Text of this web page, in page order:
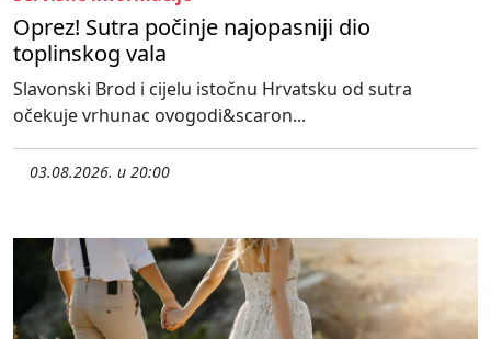
Oprez! Sutra počinje najopasniji dio
toplinskog vala
Slavonski Brod i cijelu istočnu Hrvatsku od sutra
očekuje vrhunac ovogodi&scaron...
03.08.2026. u 20:00